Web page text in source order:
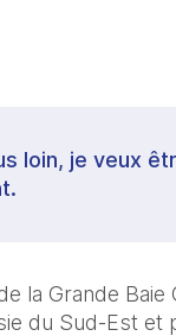
loin, je veux
la Grande
du Sud-Est